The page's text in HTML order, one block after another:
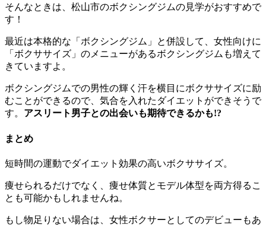
そんなときは、松山市のボクシングジムの見学がおすすめで
す！
最近は本格的な「ボクシングジム」と併設して、女性向けに
「ボクササイズ」のメニューがあるボクシングジムも増えて
きていますよ。
ボクシングジムでの男性の輝く汗を横目にボクササイズに励
むことができるので、気合を入れたダイエットができそうで
す。 アスリート男子との出会いも期待できるかも!?
まとめ
短時間の運動でダイエット効果の高いボクササイズ。
痩せられるだけでなく、痩せ体質とモデル体型を両方得るこ
とも可能かもしれませんね。
もし物足りない場合は、女性ボクサーとしてのデビューもあ